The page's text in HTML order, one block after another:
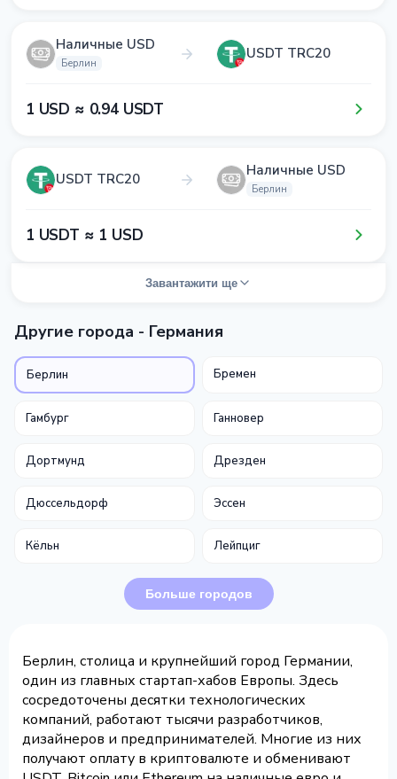
Наличные USD
Берлин
USDT TRC20
1​ USD ≈ 0​.9​4​ USDT
USDT TRC20 Наличные USD
Берлин
1​ USDT ≈ 1​ USD
Завантажити ще
Другие города - Германия
Берлин Бремен
Гамбург Ганновер
Дортмунд Дрезден
Дюссельдорф Эссен
Кёльн Лейпциг
Больше городов
Берлин, столица и крупнейший город Германии,
один из главных стартап-хабов Европы. Здесь
сосредоточены десятки технологических
компаний, работают тысячи разработчиков,
дизайнеров и предпринимателей. Многие из них
получают оплату в криптовалюте и обменивают